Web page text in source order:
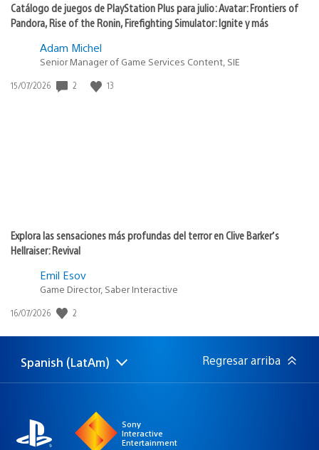
Catálogo de juegos de PlayStation Plus para julio: Avatar: Frontiers of
Pandora, Rise of the Ronin, Firefighting Simulator: Ignite y más
Adam Michel
Senior Manager of Game Services Content, SIE
Fecha
15/07/2026 2 13
Explora las sensaciones más profundas del terror en Clive Barker’s
Hellraiser: Revival
Emil Esov
Game Director, Saber Interactive
Fecha
publicación:
16/07/2026 2
Elige
una
Región
actual:
Spanish (LatAm) Regresar arriba
Sony
Interactive
Entertainment